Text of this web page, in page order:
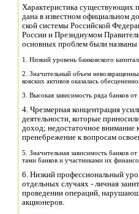
Характерис­тика существующих
дана в известном официальном
ской системы Российской
России и Президиумом
основных проблем были
1. Низкий уровень банковского
2. Значительный объем
ковских активов оказалась
3. Высокая зависимость ряда банков
4. Чрезмерная концентрация
деятельности, ко­торые
доход; недостаточное внимание
пре­небрежение к вопросам
5. Значительная зависимость банков
тами банков и участниками их
6. Низкий профессиональный
отдельных случаях - личная
проведении операций,
акционеров.